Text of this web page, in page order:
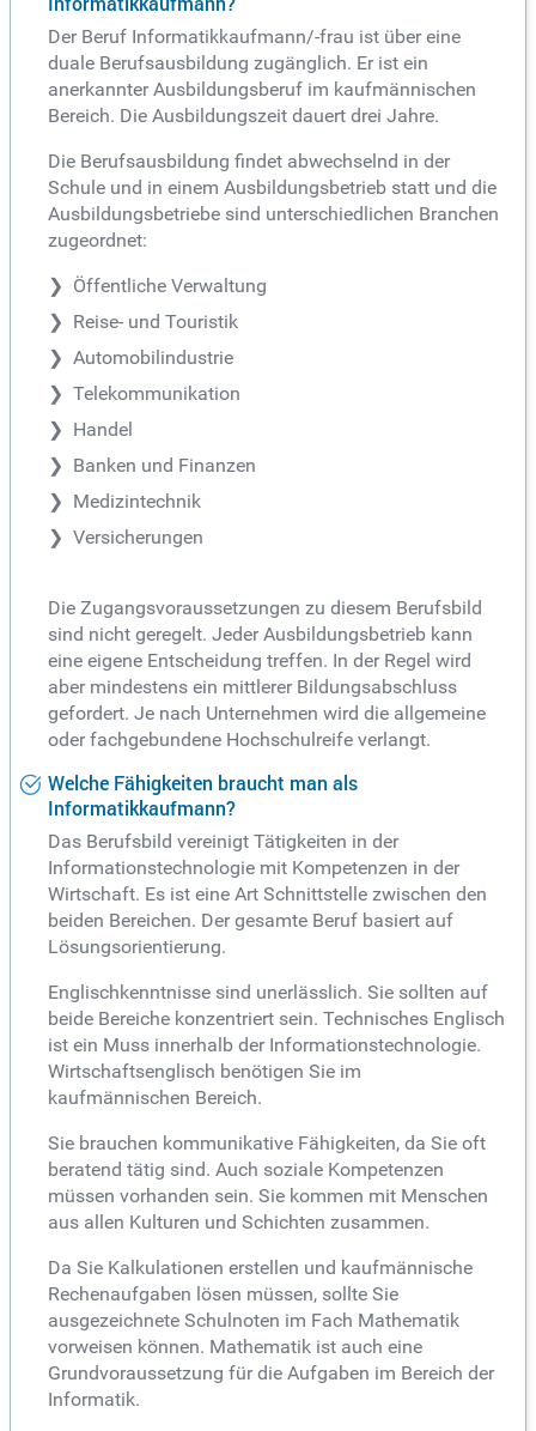
Der Beruf Informatikkaufmann/-frau ist über eine
duale Berufsausbildung zugänglich. Er ist ein
anerkannter Ausbildungsberuf im kaufmännischen
Bereich. Die Ausbildungszeit dauert drei Jahre.
Die Berufsausbildung findet abwechselnd in der
Schule und in einem Ausbildungsbetrieb statt und die
Ausbildungsbetriebe sind unterschiedlichen Branchen
zugeordnet:
Öffentliche Verwaltung
Reise- und Touristik
Automobilindustrie
Telekommunikation
Handel
Banken und Finanzen
Medizintechnik
Versicherungen
Die Zugangsvoraussetzungen zu diesem Berufsbild
sind nicht geregelt. Jeder Ausbildungsbetrieb kann
eine eigene Entscheidung treffen. In der Regel wird
aber mindestens ein mittlerer Bildungsabschluss
gefordert. Je nach Unternehmen wird die allgemeine
oder fachgebundene Hochschulreife verlangt.
Welche Fähigkeiten braucht man als
Informatikkaufmann?
Das Berufsbild vereinigt Tätigkeiten in der
Informationstechnologie mit Kompetenzen in der
Wirtschaft. Es ist eine Art Schnittstelle zwischen den
beiden Bereichen. Der gesamte Beruf basiert auf
Lösungsorientierung.
Englischkenntnisse sind unerlässlich. Sie sollten auf
beide Bereiche konzentriert sein. Technisches Englisch
ist ein Muss innerhalb der Informationstechnologie.
Wirtschaftsenglisch benötigen Sie im
kaufmännischen Bereich.
Sie brauchen kommunikative Fähigkeiten, da Sie oft
beratend tätig sind. Auch soziale Kompetenzen
müssen vorhanden sein. Sie kommen mit Menschen
aus allen Kulturen und Schichten zusammen.
Da Sie Kalkulationen erstellen und kaufmännische
Rechenaufgaben lösen müssen, sollte Sie
ausgezeichnete Schulnoten im Fach Mathematik
vorweisen können. Mathematik ist auch eine
Grundvoraussetzung für die Aufgaben im Bereich der
Informatik.